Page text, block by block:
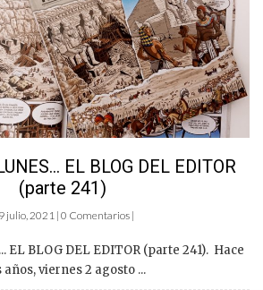
EL BLOG DEL EDITOR
(parte 241)
julio, 2021 | 0 Comentarios |
EL BLOG DEL EDITOR (parte 241). Hace
años, viernes 2 agosto ...